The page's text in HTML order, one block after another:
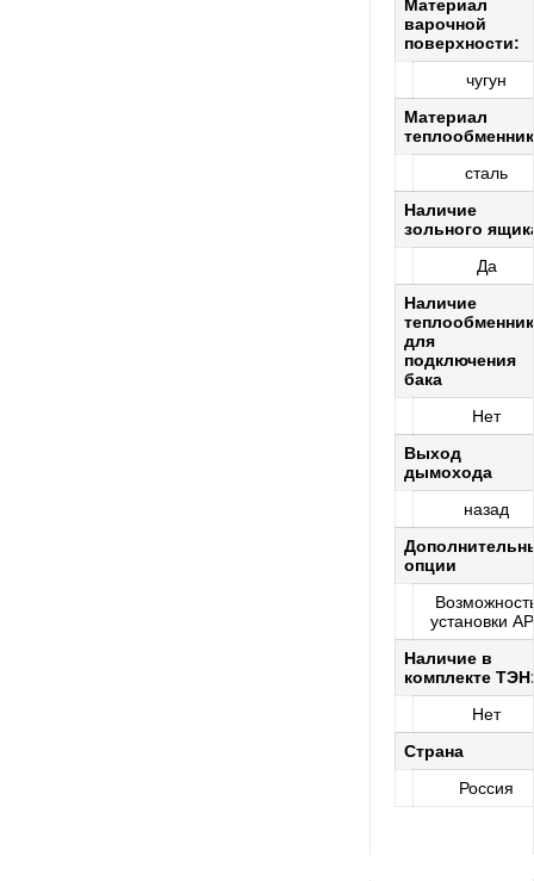
Материал
варочной
поверхности:
чугун
Материал
сталь
Наличие
зольного
Да
Наличие
для
подключения
бака
Нет
Выход
дымохода
назад
опции
установки
Наличие в
комплекте
Нет
Страна
Россия